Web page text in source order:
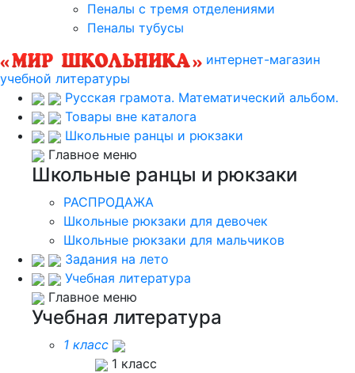
Пеналы с тремя отделениями
Пеналы тубусы
интернет-магазин
учебной литературы
Русская грамота. Математический альбом.
Товары вне каталога
Школьные ранцы и рюкзаки
Главное меню
Школьные ранцы и рюкзаки
РАСПРОДАЖА
Школьные рюкзаки для девочек
Школьные рюкзаки для мальчиков
Задания на лето
Учебная литература
Главное меню
Учебная литература
1 класс
1 класс